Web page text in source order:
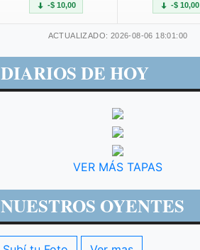
-$ 10,00 -$ 10,00
ACTUALIZADO: 2026-08-06 18:01:00
DIARIOS DE HOY
VER MÁS TAPAS
NUESTROS OYENTES